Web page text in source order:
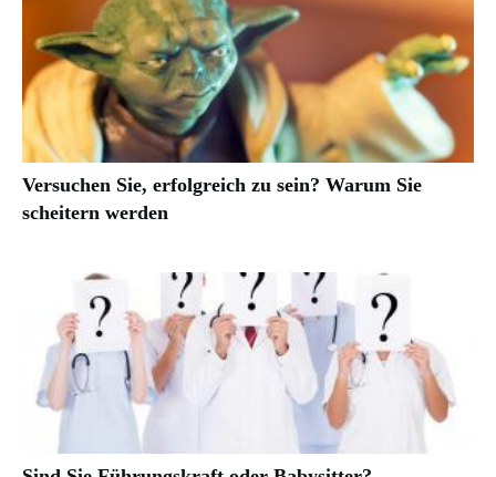
Versuchen Sie, erfolgreich zu sein? Warum Sie
scheitern werden